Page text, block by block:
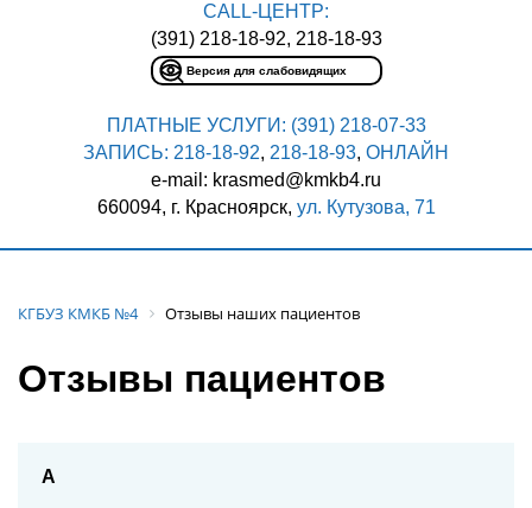
CALL-ЦЕНТР:
(391) 218-18-92, 218-18-93
Версия для слабовидящих
ПЛАТНЫЕ УСЛУГИ: (391) 218-07-33
ЗАПИСЬ: 218-18-92, 218-18-93, ОНЛАЙН
e-mail: krasmed@kmkb4.ru
660094, г. Красноярск, ул. Кутузова, 71
КГБУЗ КМКБ №4 Отзывы наших пациентов
Отзывы пациентов
А